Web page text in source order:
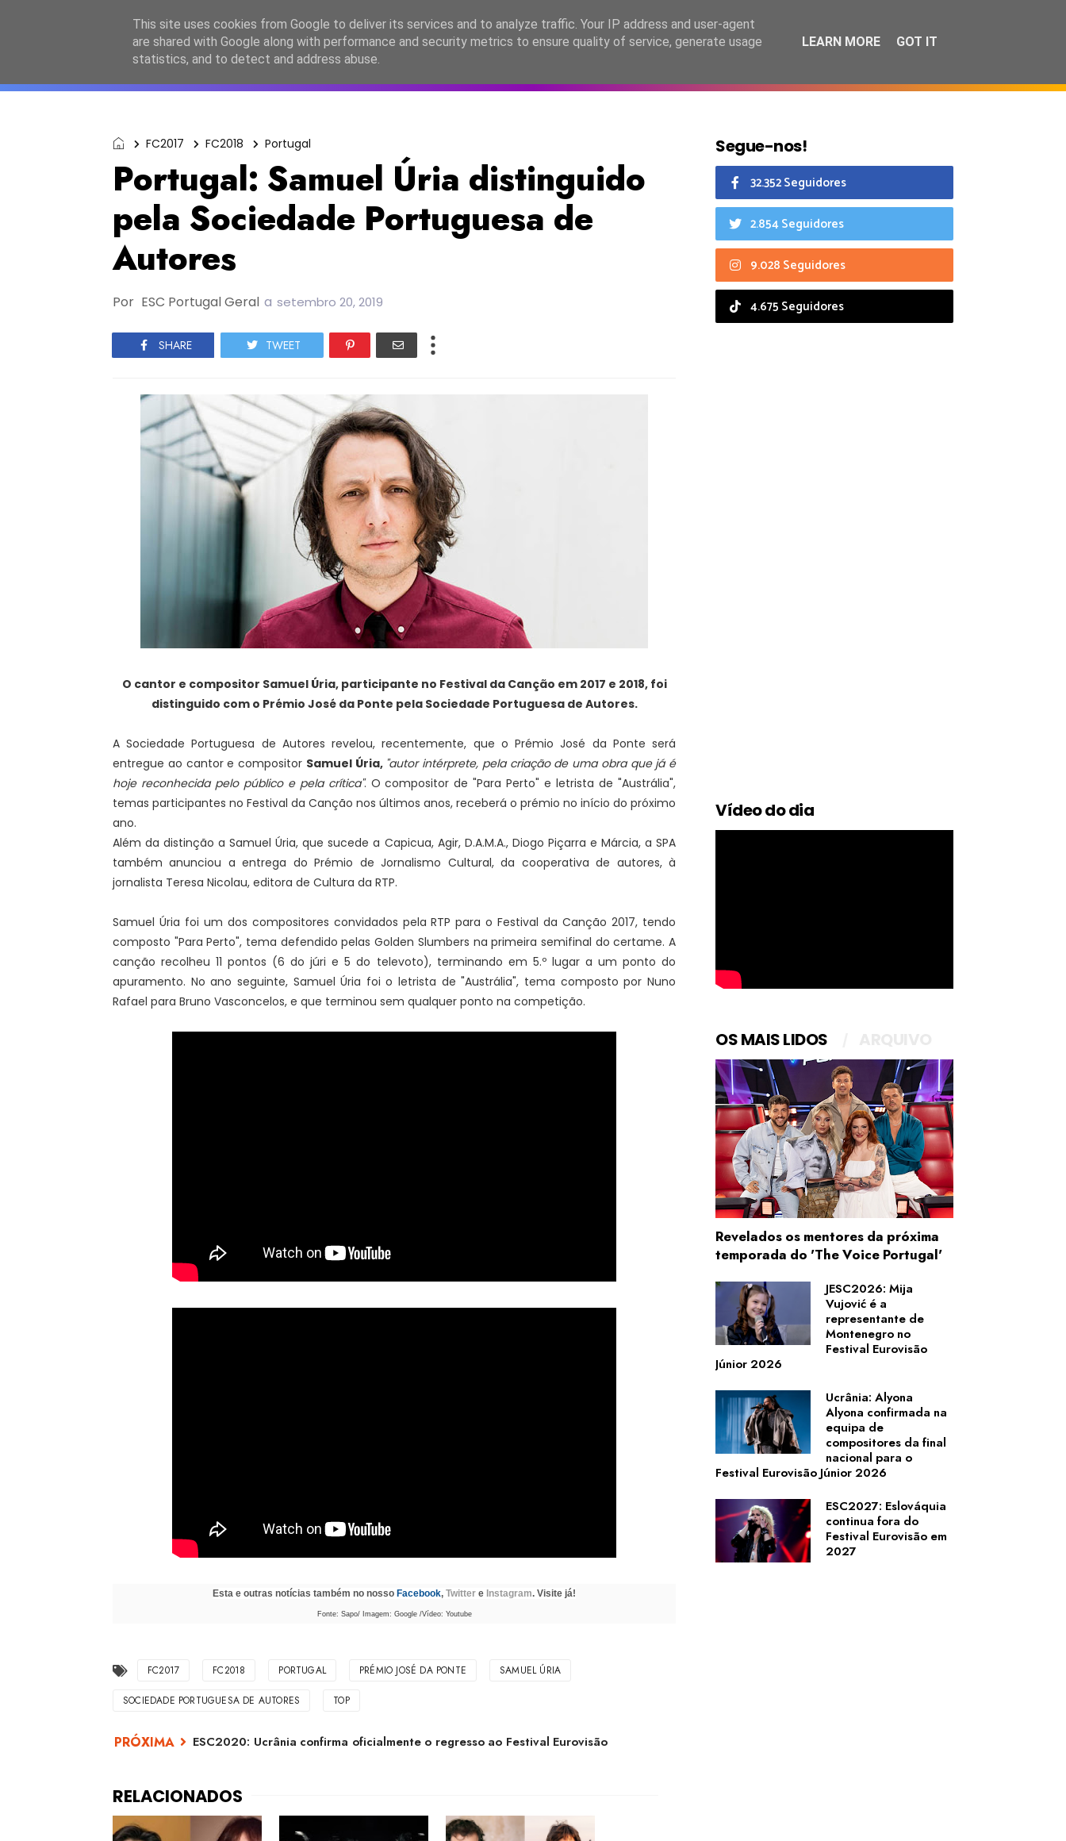
ESC2027 JESC2026 FC2026 EASC2026 PORTUGAL LANÇAMENTOS ESPECIAIS CALENDÁRIO
FC2017 FC2018 Portugal
Portugal: Samuel Úria distinguido
pela Sociedade Portuguesa de
Autores
Por ESC Portugal Geral a setembro 20, 2019
SHARE TWEET
O cantor e compositor Samuel Úria, participante no Festival da Canção em 2017 e 2018, foi
distinguido com o Prémio José da Ponte pela Sociedade Portuguesa de Autores.
A Sociedade Portuguesa de Autores revelou, recentemente, que o Prémio José da Ponte será
entregue ao cantor e compositor Samuel Úria, "autor intérprete, pela criação de uma obra que já é
hoje reconhecida pelo público e pela crítica". O compositor de "Para Perto" e letrista de "Austrália",
temas participantes no Festival da Canção nos últimos anos, receberá o prémio no início do próximo
ano.
Além da distinção a Samuel Úria, que sucede a Capicua, Agir, D.A.M.A., Diogo Piçarra e Márcia, a SPA
também anunciou a entrega do Prémio de Jornalismo Cultural, da cooperativa de autores, à
jornalista Teresa Nicolau, editora de Cultura da RTP.
Samuel Úria foi um dos compositores convidados pela RTP para o Festival da Canção 2017, tendo
composto "Para Perto", tema defendido pelas Golden Slumbers na primeira semifinal do certame. A
canção recolheu 11 pontos (6 do júri e 5 do televoto), terminando em 5.º lugar a um ponto do
apuramento. No ano seguinte, Samuel Úria foi o letrista de "Austrália", tema composto por Nuno
Rafael para Bruno Vasconcelos, e que terminou sem qualquer ponto na competição.
Esta e outras notícias também no nosso Facebook, Twitter e Instagram. Visite já!
Fonte: Sapo/ Imagem: Google /Vídeo: Youtube
FC2017 FC2018 PORTUGAL PRÉMIO JOSÉ DA PONTE SAMUEL ÚRIA
SOCIEDADE PORTUGUESA DE AUTORES TOP
ESC2020: Ucrânia confirma oficialmente o regresso ao Festival Eurovisão
Segue-nos!
32.352 Seguidores
2.854 Seguidores
9.028 Seguidores
4.675 Seguidores
Vídeo do dia
OS MAIS LIDOS
Revelados os mentores da próxima
temporada do 'The Voice Portugal'
JESC2026: Mija
Vujović é a
representante de
Montenegro no
Festival Eurovisão
Júnior 2026
Ucrânia: Alyona
Alyona confirmada na
equipa de
compositores da final
nacional para o
Festival Eurovisão Júnior 2026
ESC2027: Eslováquia
continua fora do
Festival Eurovisão em
2027
This site uses cookies from Google to deliver its services and to analyze traffic. Your IP address and user-agent
are shared with Google along with performance and security metrics to ensure quality of service, generate usage
statistics, and to detect and address abuse.
LEARN MORE GOT IT